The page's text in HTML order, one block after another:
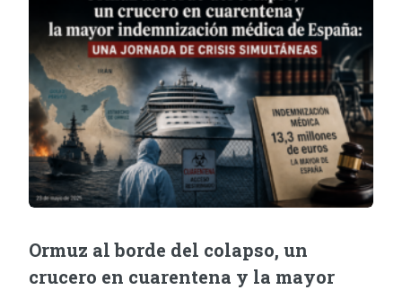
Ormuz al borde del colapso, un
crucero en cuarentena y la mayor